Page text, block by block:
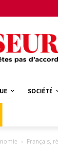
SOCIÉTÉ
Français,